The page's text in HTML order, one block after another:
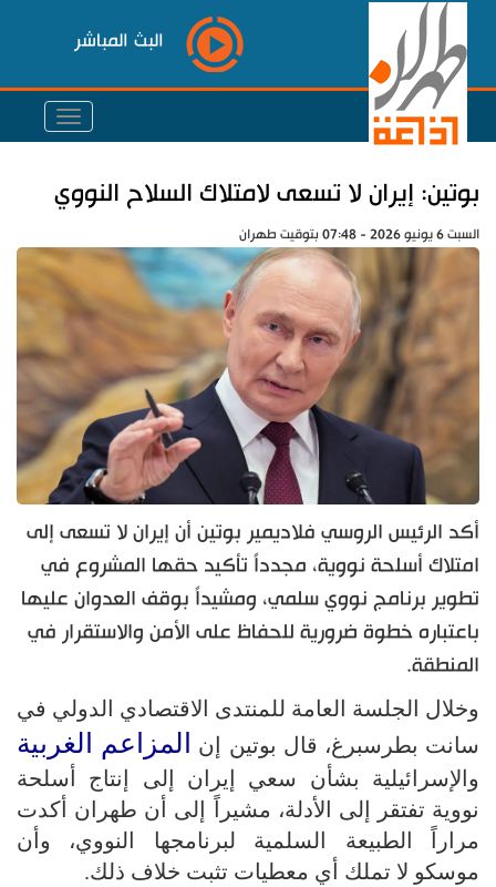
البث المباشر
بوتين: إيران لا تسعى لامتلاك السلاح النووي
السبت 6 يونيو 2026 - 07:48 بتوقيت طهران
أكد الرئيس الروسي فلاديمير بوتين أن إيران لا تسعى إلى
امتلاك أسلحة نووية، مجدداً تأكيد حقها المشروع في
تطوير برنامج نووي سلمي، ومشيداً بوقف العدوان عليها
باعتباره خطوة ضرورية للحفاظ على الأمن والاستقرار في
المنطقة.
وخلال الجلسة العامة للمنتدى الاقتصادي الدولي في
سانت بطرسبرغ، قال بوتين إن
المزاعم الغربية
والإسرائيلية بشأن سعي إيران إلى إنتاج أسلحة
نووية تفتقر إلى الأدلة، مشيراً إلى أن طهران أكدت
مراراً الطبيعة السلمية لبرنامجها النووي، وأن
موسكو لا تملك أي معطيات تثبت خلاف ذلك.